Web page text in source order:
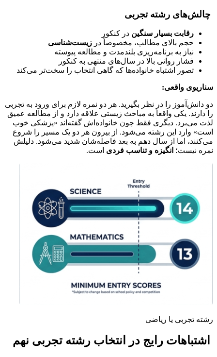
چالش‌های رشته تجربی
رقابت بسیار سنگین در کنکور
حجم بالای مطالب، مخصوصاً در زیست‌شناسی
نیاز به برنامه‌ریزی بلندمدت و مطالعه پیوسته
فشار روانی بالا در سال‌های منتهی به کنکور
تصور اشتباه خانواده‌ها که گاهی انتخاب را سخت‌تر می‌کند
سناریوی واقعی:
دو دانش‌آموز را در نظر بگیرید. هر دو نمره لازم برای ورود به تجربی
را دارند. یکی واقعاً به مباحث زیستی علاقه دارد و از مطالعه عمیق
لذت می‌برد. دیگری فقط چون خانواده‌اش گفته‌اند «پزشکی خوب
است» وارد این رشته می‌شود. از بیرون هر دو یک مسیر را شروع
می‌کنند، اما از سال دهم به بعد فاصله‌شان شدید می‌شود. دلیلش
نمره نیست؛ انگیزه و تناسب فردی است.
رشته تجربی یا ریاضی
اشتباهات رایج در انتخاب رشته تجربی نهم